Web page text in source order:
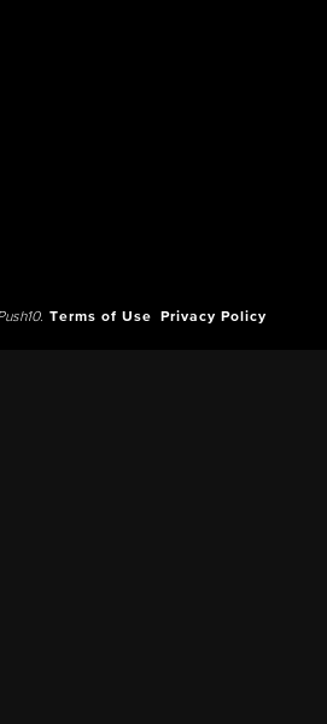
Terms of Use Privacy Policy